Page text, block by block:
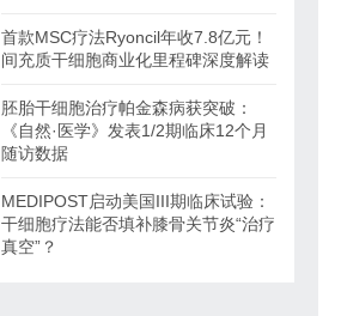
首款MSC疗法Ryoncil年收7.8亿元！
间充质干细胞商业化里程碑深度解读
胚胎干细胞治疗帕金森病获突破：
《自然·医学》发表1/2期临床12个月
随访数据
MEDIPOST启动美国III期临床试验：
干细胞疗法能否填补膝骨关节炎“治疗
真空”？